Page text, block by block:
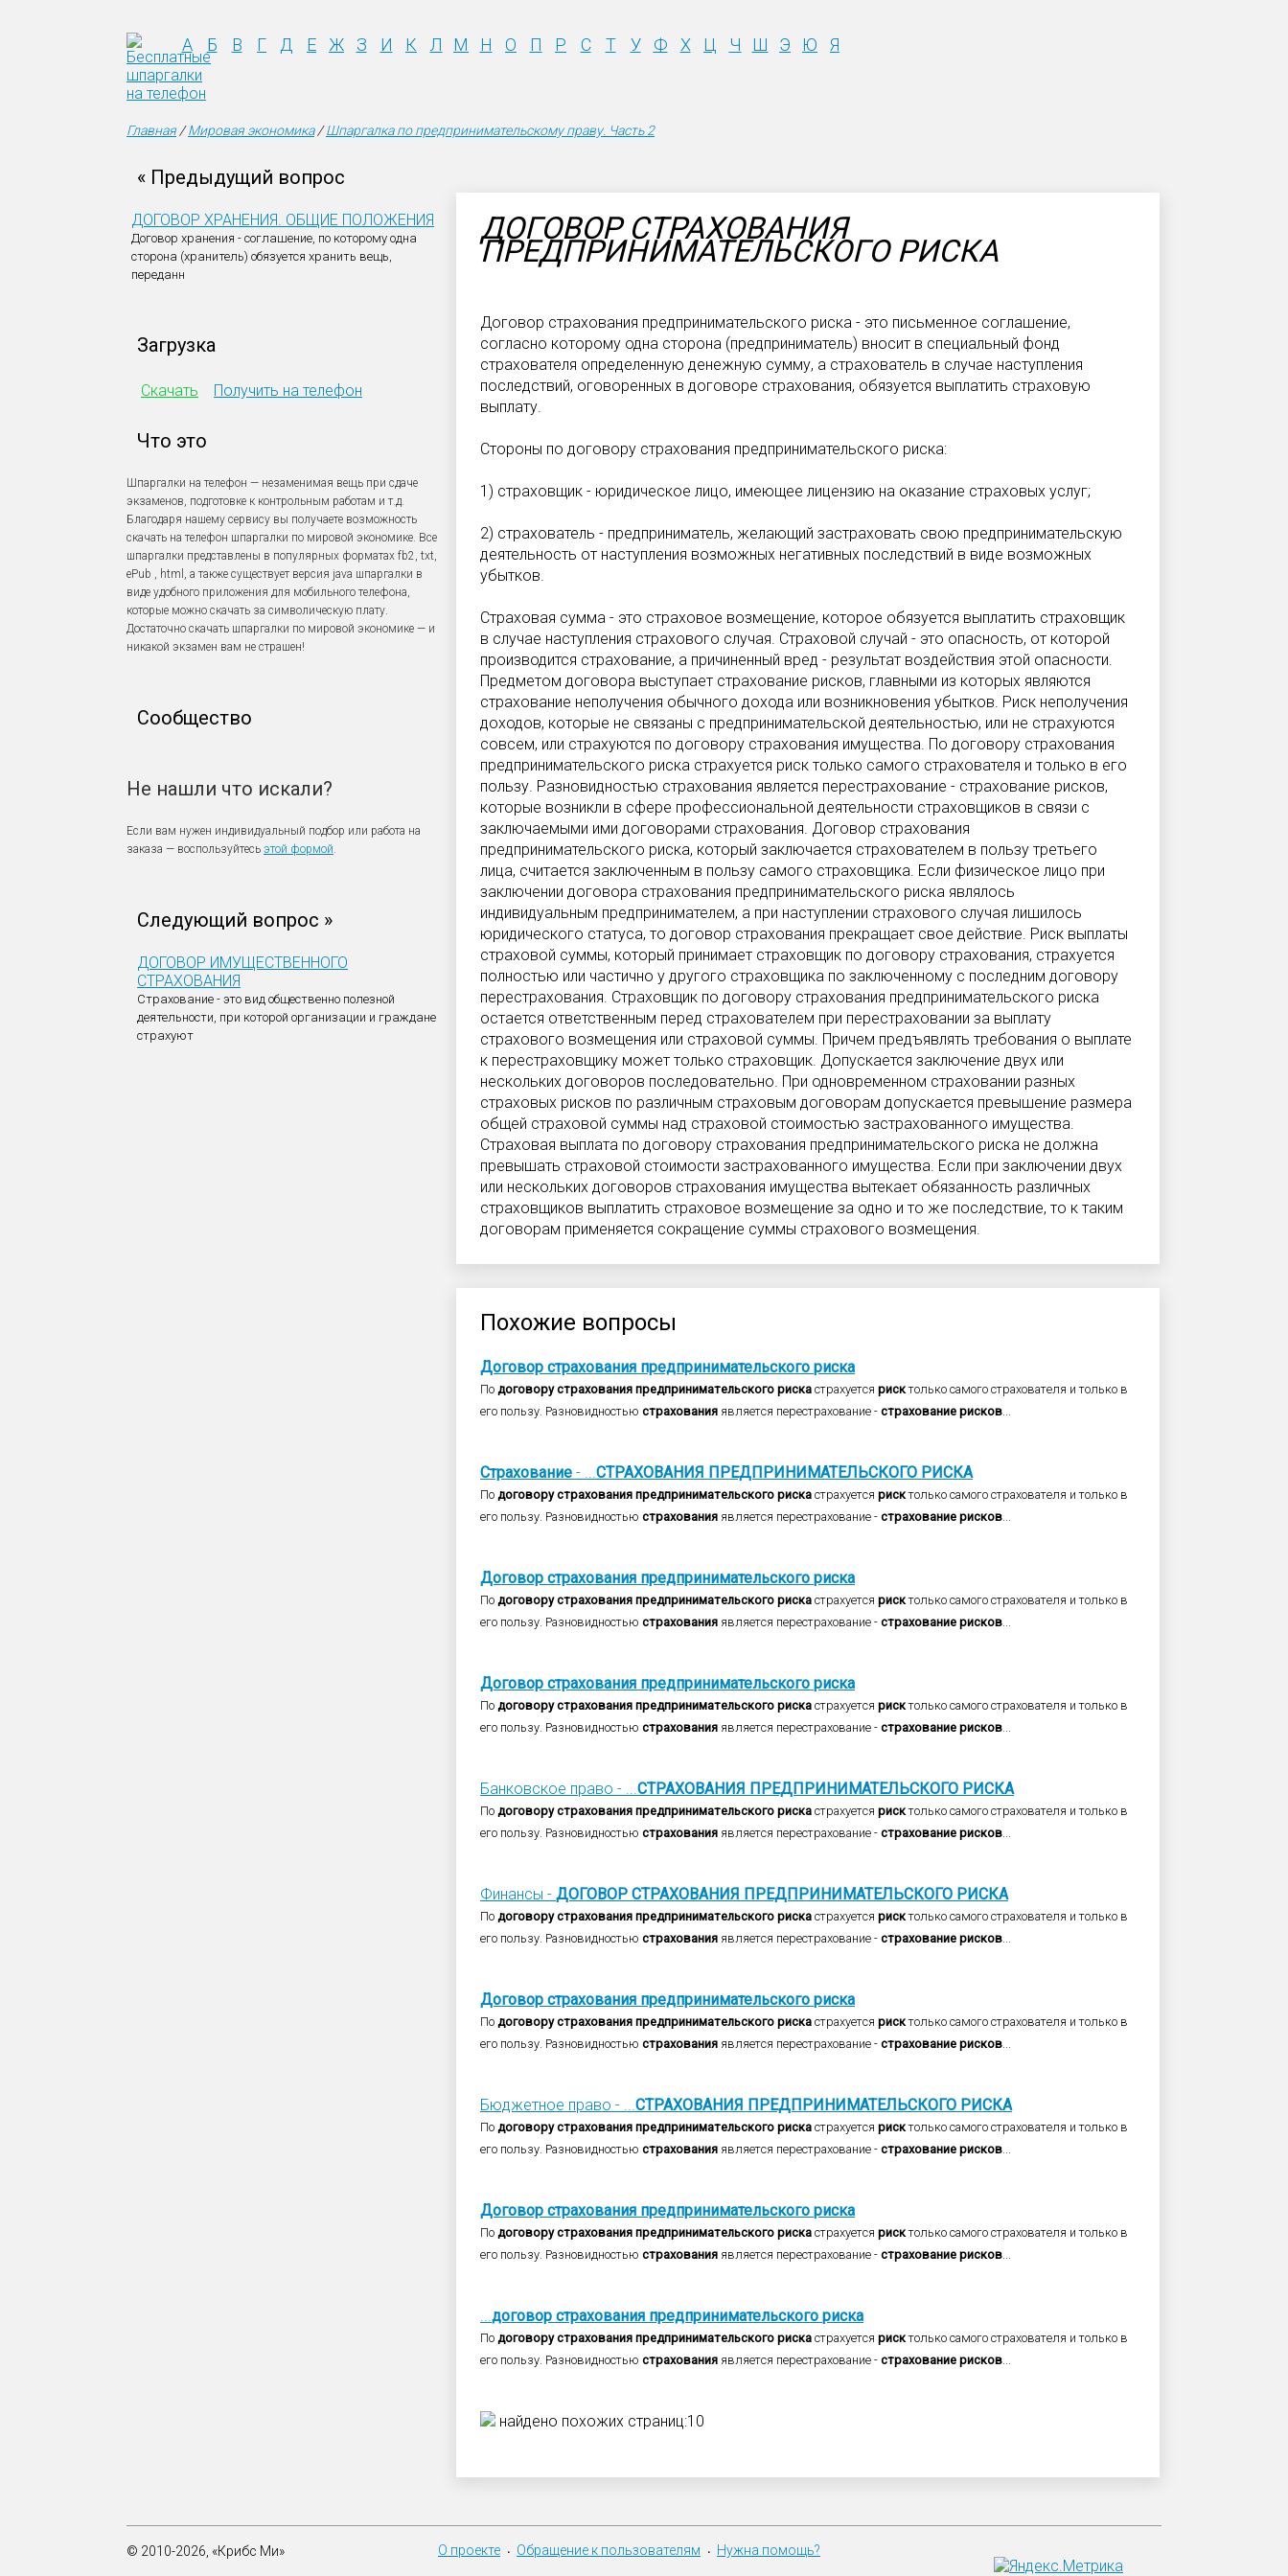
А Б В Г Д Е Ж З И К Л М Н О П Р С Т У Ф Х Ц Ч Ш Э Ю Я
Главная/Мировая экономика/Шпаргалка по предпринимательскому праву. Часть 2
« Предыдущий вопрос
ДОГОВОР ХРАНЕНИЯ. ОБЩИЕ ПОЛОЖЕНИЯ
Договор хранения - соглашение, по которому одна
сторона (хранитель) обязуется хранить вещь,
переданн
Загрузка
Скачать Получить на телефон
Что это
Шпаргалки на телефон — незаменимая вещь при сдаче
экзаменов, подготовке к контрольным работам и т.д.
Благодаря нашему сервису вы получаете возможность
скачать на телефон шпаргалки по мировой экономике. Все
шпаргалки представлены в популярных форматах fb2, txt,
ePub , html, а также существует версия java шпаргалки в
виде удобного приложения для мобильного телефона,
которые можно скачать за символическую плату.
Достаточно скачать шпаргалки по мировой экономике — и
никакой экзамен вам не страшен!
Сообщество
Не нашли что искали?
Если вам нужен индивидуальный подбор или работа на
заказа — воспользуйтесь этой формой.
Следующий вопрос »
ДОГОВОР ИМУЩЕСТВЕННОГО
СТРАХОВАНИЯ
Страхование - это вид общественно полезной
деятельности, при которой организации и граждане
страхуют
ДОГОВОР СТРАХОВАНИЯ
ПРЕДПРИНИМАТЕЛЬСКОГО РИСКА
Договор страхования предпринимательского риска - это письменное соглашение,
согласно которому одна сторона (предприниматель) вносит в специальный фонд
страхователя определенную денежную сумму, а страхователь в случае наступления
последствий, оговоренных в договоре страхования, обязуется выплатить страховую
выплату.
Стороны по договору страхования предпринимательского риска:
1) страховщик - юридическое лицо, имеющее лицензию на оказание страховых услуг;
2) страхователь - предприниматель, желающий застраховать свою предпринимательскую
деятельность от наступления возможных негативных последствий в виде возможных
убытков.
Страховая сумма - это страховое возмещение, которое обязуется выплатить страховщик
в случае наступления страхового случая. Страховой случай - это опасность, от которой
производится страхование, а причиненный вред - результат воздействия этой опасности.
Предметом договора выступает страхование рисков, главными из которых являются
страхование неполучения обычного дохода или возникновения убытков. Риск неполучения
доходов, которые не связаны с предпринимательской деятельностью, или не страхуются
совсем, или страхуются по договору страхования имущества. По договору страхования
предпринимательского риска страхуется риск только самого страхователя и только в его
пользу. Разновидностью страхования является перестрахование - страхование рисков,
которые возникли в сфере профессиональной деятельности страховщиков в связи с
заключаемыми ими договорами страхования. Договор страхования
предпринимательского риска, который заключается страхователем в пользу третьего
лица, считается заключенным в пользу самого страховщика. Если физическое лицо при
заключении договора страхования предпринимательского риска являлось
индивидуальным предпринимателем, а при наступлении страхового случая лишилось
юридического статуса, то договор страхования прекращает свое действие. Риск выплаты
страховой суммы, который принимает страховщик по договору страхования, страхуется
полностью или частично у другого страховщика по заключенному с последним договору
перестрахования. Страховщик по договору страхования предпринимательского риска
остается ответственным перед страхователем при перестраховании за выплату
страхового возмещения или страховой суммы. Причем предъявлять требования о выплате
к перестраховщику может только страховщик. Допускается заключение двух или
нескольких договоров последовательно. При одновременном страховании разных
страховых рисков по различным страховым договорам допускается превышение размера
общей страховой суммы над страховой стоимостью застрахованного имущества.
Страховая выплата по договору страхования предпринимательского риска не должна
превышать страховой стоимости застрахованного имущества. Если при заключении двух
или нескольких договоров страхования имущества вытекает обязанность различных
страховщиков выплатить страховое возмещение за одно и то же последствие, то к таким
договорам применяется сокращение суммы страхового возмещения.
Похожие вопросы
Договор страхования предпринимательского риска
По договору страхования предпринимательского риска страхуется рисктолько самого страхователя и только в
его пользу. Разновидностью страхования является перестрахование - страхование рисков...
Страхование - ...СТРАХОВАНИЯ ПРЕДПРИНИМАТЕЛЬСКОГО РИСКА
По договору страхования предпринимательского риска страхуется рисктолько самого страхователя и только в
его пользу. Разновидностью страхования является перестрахование - страхование рисков...
Договор страхования предпринимательского риска
По договору страхования предпринимательского риска страхуется рисктолько самого страхователя и только в
его пользу. Разновидностью страхования является перестрахование - страхование рисков...
Договор страхования предпринимательского риска
По договору страхования предпринимательского риска страхуется рисктолько самого страхователя и только в
его пользу. Разновидностью страхования является перестрахование - страхование рисков...
Банковское право - ...СТРАХОВАНИЯ ПРЕДПРИНИМАТЕЛЬСКОГО РИСКА
По договору страхования предпринимательского риска страхуется рисктолько самого страхователя и только в
его пользу. Разновидностью страхования является перестрахование - страхование рисков...
Финансы - ДОГОВОР СТРАХОВАНИЯ ПРЕДПРИНИМАТЕЛЬСКОГО РИСКА
По договору страхования предпринимательского риска страхуется рисктолько самого страхователя и только в
его пользу. Разновидностью страхования является перестрахование - страхование рисков...
Договор страхования предпринимательского риска
По договору страхования предпринимательского риска страхуется рисктолько самого страхователя и только в
его пользу. Разновидностью страхования является перестрахование - страхование рисков...
Бюджетное право - ...СТРАХОВАНИЯ ПРЕДПРИНИМАТЕЛЬСКОГО РИСКА
По договору страхования предпринимательского риска страхуется рисктолько самого страхователя и только в
его пользу. Разновидностью страхования является перестрахование - страхование рисков...
Договор страхования предпринимательского риска
По договору страхования предпринимательского риска страхуется рисктолько самого страхователя и только в
его пользу. Разновидностью страхования является перестрахование - страхование рисков...
...договор страхования предпринимательского риска
По договору страхования предпринимательского риска страхуется рисктолько самого страхователя и только в
его пользу. Разновидностью страхования является перестрахование - страхование рисков...
найдено похожих страниц:10
© 2010-2026, «Крибс Ми» О проекте • Обращение к пользователям • Нужна помощь?